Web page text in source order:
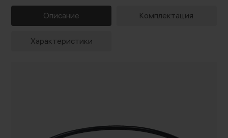
Описание Комплектация
Характеристики